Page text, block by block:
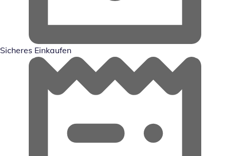
Sicheres Einkaufen